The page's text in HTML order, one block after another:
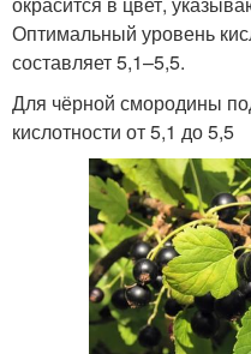
Оптимальный уровень
составляет 5,1–5,5.
Для чёрной смородины
кислотности от 5,1 до 5,5